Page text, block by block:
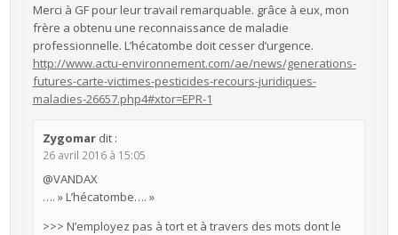
Merci à GF pour leur travail remarquable. grâce à eux, mon
frère a obtenu une reconnaissance de maladie
professionnelle. L’hécatombe doit cesser d’urgence.
http://www.actu-environnement.com/ae/news/generations-
futures-carte-victimes-pesticides-recours-juridiques-
maladies-26657.php4#xtor=EPR-1
Zygomar dit :
26 avril 2016 à 15:05
@VANDAX
…. » L’hécatombe…. »
>>> N’employez pas à tort et à travers des mots dont le